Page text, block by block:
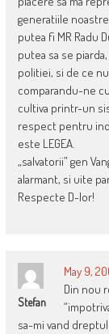
generatiile
putea fi MR Radu
putea sa se
politiei, si de ce
comparandu-ne
cultiva printr-un
respect pentru
este LEGEA.
„salvatorii” gen
alarmant, si uite
Respecte D-lor!
Stefan
May 9,
Din nou
sa-mi vand